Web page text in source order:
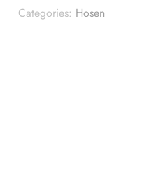
Categories: Hosen